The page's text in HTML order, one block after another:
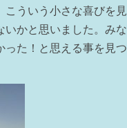
こういう小さな喜びを見
かと思いました。みな
った！と思える事を見つ